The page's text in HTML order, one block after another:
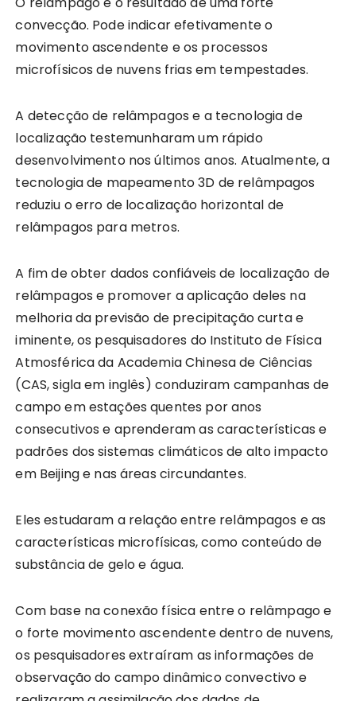
convecção. Pode indicar efetivamente o
movimento ascendente e os processos
microfísicos de nuvens frias em tempestades.
A detecção de relâmpagos e a tecnologia de
localização testemunharam um rápido
desenvolvimento nos últimos anos. Atualmente, a
tecnologia de mapeamento 3D de relâmpagos
reduziu o erro de localização horizontal de
relâmpagos para metros.
A fim de obter dados confiáveis de localização de
relâmpagos e promover a aplicação deles na
melhoria da previsão de precipitação curta e
iminente, os pesquisadores do Instituto de Física
Atmosférica da Academia Chinesa de Ciências
(CAS, sigla em inglês) conduziram campanhas de
campo em estações quentes por anos
consecutivos e aprenderam as características e
padrões dos sistemas climáticos de alto impacto
em Beijing e nas áreas circundantes.
Eles estudaram a relação entre relâmpagos e as
características microfísicas, como conteúdo de
substância de gelo e água.
Com base na conexão física entre o relâmpago e
o forte movimento ascendente dentro de nuvens,
os pesquisadores extraíram as informações de
observação do campo dinâmico convectivo e